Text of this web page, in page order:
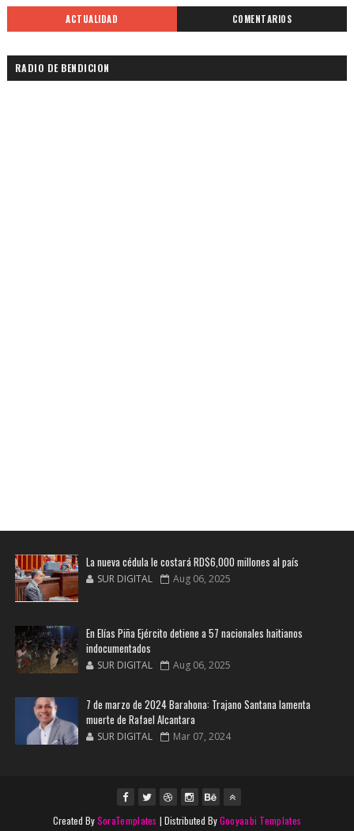
ACTUALIDAD COMENTARIOS
RADIO DE BENDICION
La nueva cédula le costará RD$6,000 millones al país
SUR DIGITAL Aug 06, 2025
En Elías Piña Ejército detiene a 57 nacionales haitianos
indocumentados
SUR DIGITAL Aug 06, 2025
7 de marzo de 2024 Barahona: Trajano Santana lamenta
muerte de Rafael Alcantara
SUR DIGITAL Mar 07, 2024
Created BySoraTemplates | Distributed ByGooyaabi Templates